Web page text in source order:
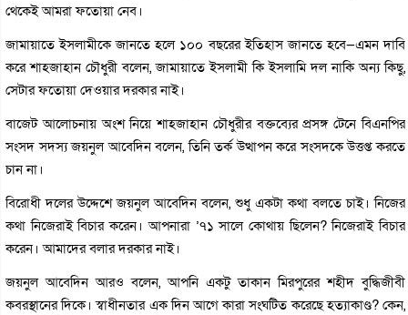
থেকেই আমরা ফতোয়া নেব।
জামায়াতে ইসলামীকে জানতে হলে ১০০ বছরের ইতিহাস জানতে হবে—এমন দাবি
করে শাহজাহান চৌধুরী বলেন, জামায়াতে ইসলামী কি ইসলামি দল নাকি অন্য কিছু,
সেটার ফতোয়া দেওয়ার দরকার নাই।
বাজেট আলোচনায় অংশ নিয়ে শাহজাহান চৌধুরীর বক্তব্যের প্রসঙ্গ টেনে বিএনপির
সংসদ সদস্য জয়নুল আবেদিন বলেন, তিনি তর্ক উত্থাপন করে সংসদকে উত্তপ্ত করতে
চান না।
বিরোধী দলের উদ্দেশে জয়নুল আবেদিন বলেন, শুধু একটা কথা বলতে চাই। নিজের
কথা নিজেরাই বিচার করেন। আপনারা ’৭১ সালে কোথায় ছিলেন? নিজেরাই বিচার
করেন। আমাদের বলার দরকার নাই।
জয়নুল আবেদিন আরও বলেন, আপনি একটু তাকান মিরপুরের শহীদ বুদ্ধিজীবী
কবরস্থানের দিকে। স্বাধীনতার এক দিন আগে কারা সংঘটিত করেছে হত্যাকাণ্ড? কেন,